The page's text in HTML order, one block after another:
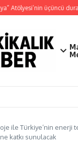
Atölyesi’nin üçüncü
ile Türkiye’nin enerji
katkı sunulacak